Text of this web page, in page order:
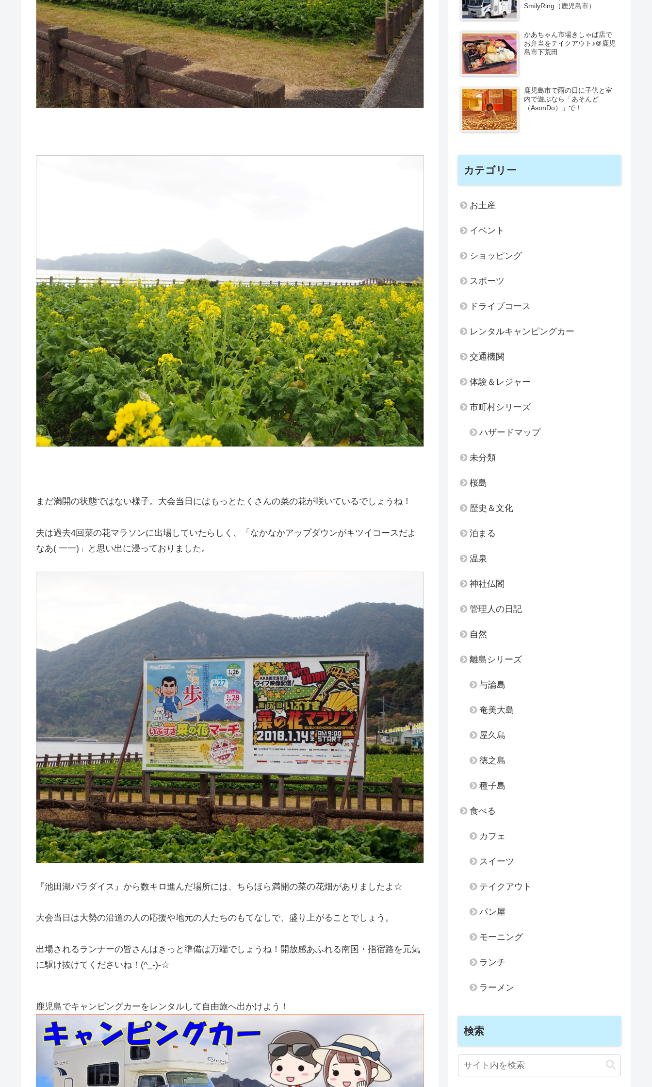
まだ満開の状態ではない様子。大会当日にはもっとたくさんの菜の花が咲いているでしょうね！
夫は過去4回菜の花マラソンに出場していたらしく、「なかなかアップダウンがキツイコースだよ
なあ( 一一)」と思い出に浸っておりました。
『池田湖パラダイス』から数キロ進んだ場所には、ちらほら満開の菜の花畑がありましたよ☆
大会当日は大勢の沿道の人の応援や地元の人たちのもてなしで、盛り上がることでしょう。
出場されるランナーの皆さんはきっと準備は万端でしょうね！開放感あふれる南国・指宿路を元気
に駆け抜けてくださいね！(^_-)-☆
鹿児島でキャンピングカーをレンタルして自由旅へ出かけよう！
SmilyRing（鹿児島市）
かあちゃん市場きしゃば店で
お弁当をテイクアウト♪＠鹿児
島市下荒田
鹿児島市で雨の日に子供と室
内で遊ぶなら「あそんど
（AsonDo）」で！
カテゴリー
お土産
イベント
ショッピング
スポーツ
ドライブコース
レンタルキャンピングカー
交通機関
体験＆レジャー
市町村シリーズ
ハザードマップ
未分類
桜島
歴史＆文化
泊まる
温泉
神社仏閣
管理人の日記
自然
離島シリーズ
与論島
奄美大島
屋久島
徳之島
種子島
食べる
カフェ
スイーツ
テイクアウト
パン屋
モーニング
ランチ
ラーメン
検索